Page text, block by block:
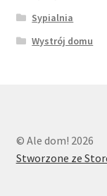
Sypialnia
Wystrój domu
© Ale dom! 2026
Stworzone ze